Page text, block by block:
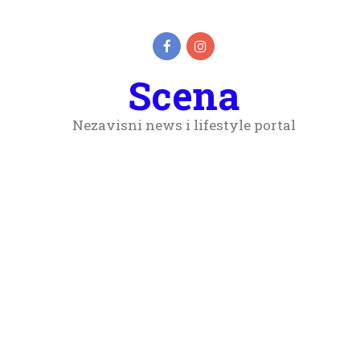
Scena
Nezavisni news i lifestyle portal